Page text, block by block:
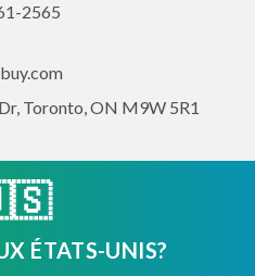
2565
Toronto, ON M9W 5R1
ÉTATS-UNIS?